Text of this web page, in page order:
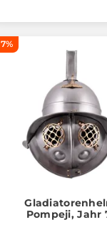
Pompeji, Jahr